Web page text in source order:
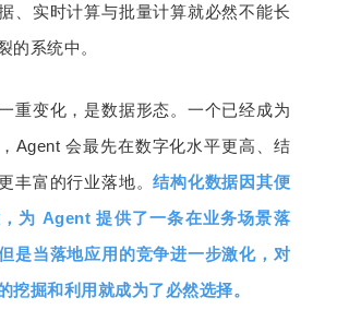
、实时计算与批量计算就必然不能长
的系统中。
重变化，是数据形态。一个已经成为
Agent 会最先在数字化水平更高、结
丰富的行业落地。结构化数据因其便
为 Agent 提供了一条在业务场景落
是当落地应用的竞争进一步激化，对
挖掘和利用就成为了必然选择。